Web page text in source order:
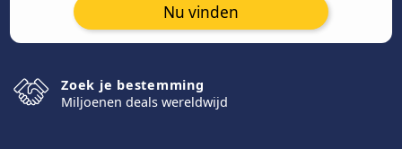
Nu vinden
Zoek je bestemming
Miljoenen deals wereldwijd